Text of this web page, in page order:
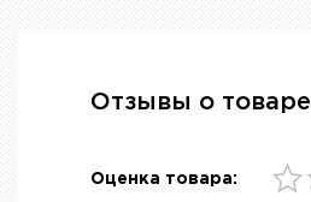
Отзывы о товаре
Оценка товара: